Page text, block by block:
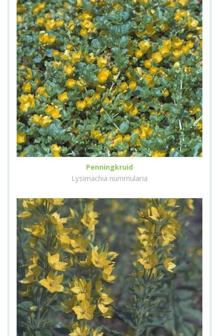
Penningkruid
Lysimachia nummularia